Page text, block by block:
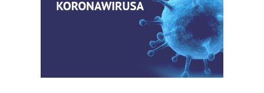
06
Zaproszenie na Ogólnopolską
Konferencję Naukową „Terminologia
w pielęgniarstwie – komunikacja,
standaryzacja, praktyka”